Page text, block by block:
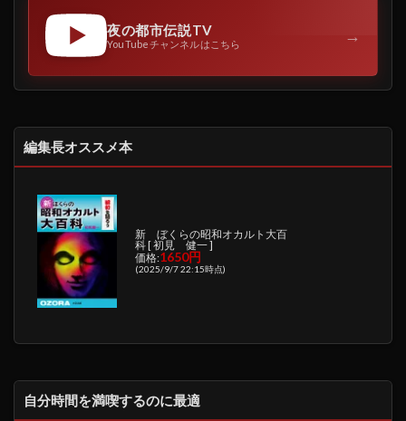
夜の都市伝説TV
YouTubeチャンネルはこちら →
編集長オススメ本
新 ぼくらの昭和オカルト大百
科 [ 初見 健一 ]
価格:1650円
(2025/9/7 22:15時点)
自分時間を満喫するのに最適